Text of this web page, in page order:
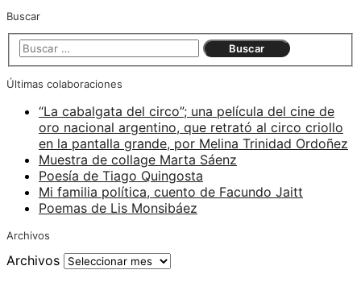
Buscar
Últimas colaboraciones
“La cabalgata del circo”; una película del cine de
oro nacional argentino, que retrató al circo criollo
en la pantalla grande, por Melina Trinidad Ordoñez
Muestra de collage Marta Sáenz
Poesía de Tiago Quingosta
Mi familia política, cuento de Facundo Jaitt
Poemas de Lis Monsibáez
Archivos
Archivos